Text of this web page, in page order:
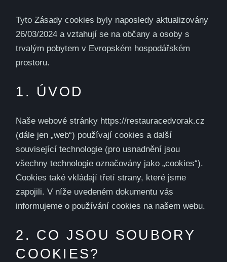
Tyto Zásady cookies byly naposledy aktualizovány
26/03/2024 a vztahují se na občany a osoby s
trvalým pobytem v Evropském hospodářském
prostoru.
1. ÚVOD
Naše webové stránky https://restauracedvorak.cz
(dále jen „web“) používají cookies a další
související technologie (pro usnadnění jsou
všechny technologie označovány jako „cookies“).
Cookies také vkládají třetí strany, které jsme
zapojili. V níže uvedeném dokumentu vás
informujeme o používání cookies na našem webu.
2. CO JSOU SOUBORY
COOKIES?